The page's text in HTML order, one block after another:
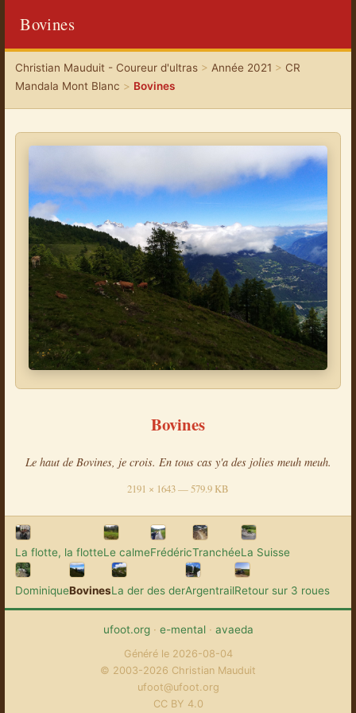
Bovines
Christian Mauduit - Coureur d'ultras> Année 2021 > CR
Mandala Mont Blanc > Bovines
Bovines
Le haut de Bovines, je crois. En tous cas y'a des jolies meuh meuh.
2191 × 1643 — 579.9 KB
La flotte, la flotteLe calmeFrédéricTranchéeLa Suisse
DominiqueBovinesLa der des derArgentrailRetour sur 3 roues
ufoot.org· e-mental· avaeda
Généré le 2026-08-04
© 2003-2026 Christian Mauduit
ufoot@ufoot.org
CC BY 4.0